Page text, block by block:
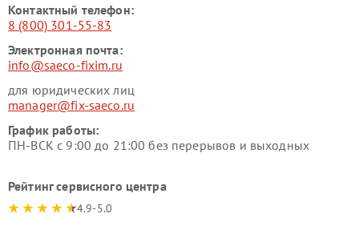
Контактный телефон:
8 (800) 301-55-83
Электронная почта:
info@saeco-fixim.ru
для юридических лиц
manager@fix-saeco.ru
График работы:
ПН-ВСК с 9:00 до 21:00 без перерывов и выходных
Рейтинг сервисного центра
4.9-5.0